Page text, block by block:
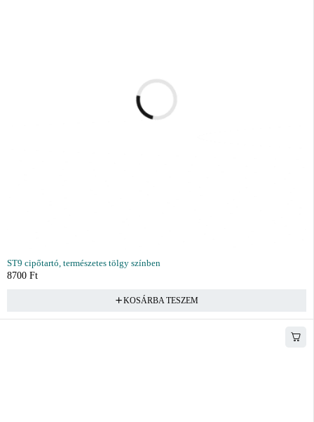
ST9 cipőtartó, természetes tölgy színben
8700 Ft
KOSÁRBA TESZEM